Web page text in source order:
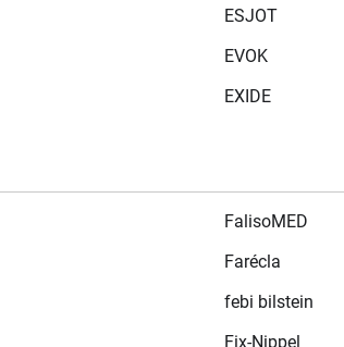
ESJOT
EVOK
EXIDE
FalisoMED
Farécla
febi bilstein
Fix-Nippel